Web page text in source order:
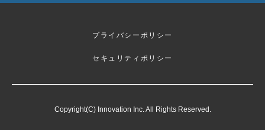
プライバシーポリシー
セキュリティポリシー
Copyright(C) Innovation Inc. All Rights Reserved.